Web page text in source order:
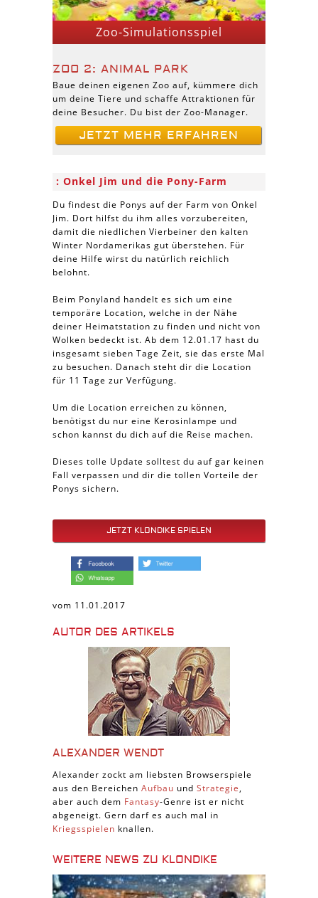
Zoo-Simulationsspiel
ZOO 2: ANIMAL PARK
Baue deinen eigenen Zoo auf, kümmere dich
um deine Tiere und schaffe Attraktionen für
deine Besucher. Du bist der Zoo-Manager.
JETZT MEHR ERFAHREN
Onkel Jim und die Pony-Farm
Du findest die Ponys auf der Farm von Onkel
Jim. Dort hilfst du ihm alles vorzubereiten,
damit die niedlichen Vierbeiner den kalten
Winter Nordamerikas gut überstehen. Für
deine Hilfe wirst du natürlich reichlich
belohnt.
Beim Ponyland handelt es sich um eine
temporäre Location, welche in der Nähe
deiner Heimatstation zu finden und nicht von
Wolken bedeckt ist. Ab dem 12.01.17 hast du
insgesamt sieben Tage Zeit, sie das erste Mal
zu besuchen. Danach steht dir die Location
für 11 Tage zur Verfügung.
Um die Location erreichen zu können,
benötigst du nur eine Kerosinlampe und
schon kannst du dich auf die Reise machen.
Dieses tolle Update solltest du auf gar keinen
Fall verpassen und dir die tollen Vorteile der
Ponys sichern.
JETZT KLONDIKE SPIELEN
vom 11.01.2017
AUTOR DES ARTIKELS
ALEXANDER WENDT
Alexander zockt am liebsten Browserspiele
aus den Bereichen Aufbau und Strategie,
aber auch dem Fantasy-Genre ist er nicht
abgeneigt. Gern darf es auch mal in
Kriegsspielen knallen.
WEITERE NEWS ZU KLONDIKE